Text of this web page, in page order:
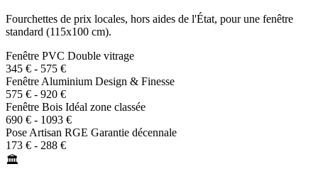
Fourchettes de prix locales, hors aides de l'État, pour une fenêtre
standard (115x100 cm).
Fenêtre PVC Double vitrage
345 € - 575 €
Fenêtre Aluminium Design & Finesse
575 € - 920 €
Fenêtre Bois Idéal zone classée
690 € - 1093 €
Pose Artisan RGE Garantie décennale
173 € - 288 €
🏛️